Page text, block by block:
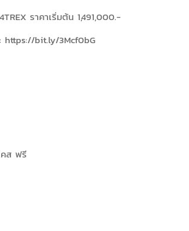
ราคาเริ่มต้น 1,491,000.-
https://bit.ly/3Mcf0bG
คส ฟรี